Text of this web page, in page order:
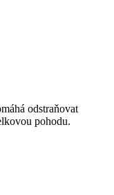
odstraňovat
pohodu.